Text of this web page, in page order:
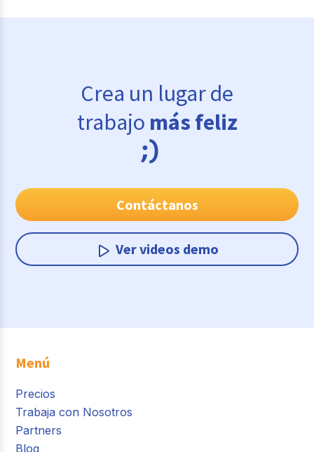
Crea un lugar de
trabajo más feliz
Contáctanos
Ver videos demo
Menú
Precios
Trabaja con Nosotros
Partners
Blog